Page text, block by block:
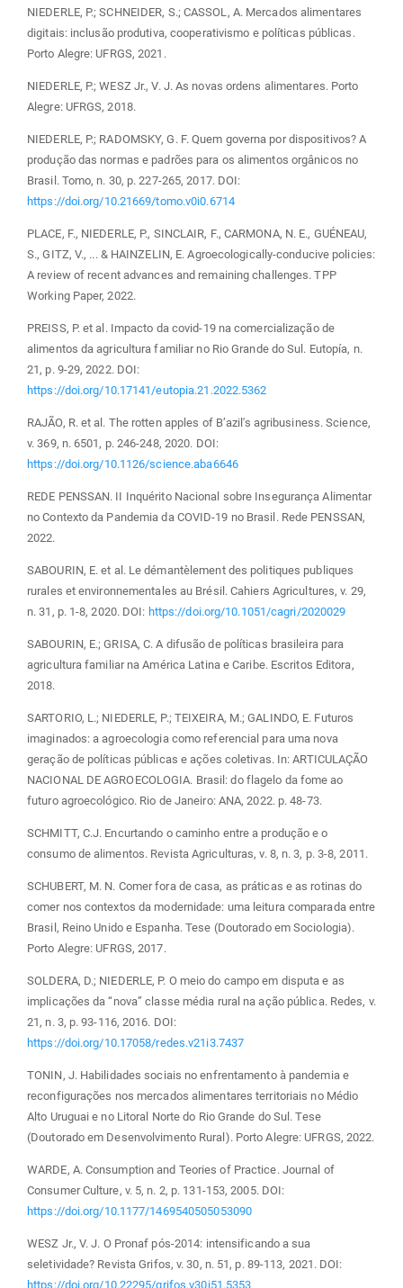
NIEDERLE, P.; SCHNEIDER, S.; CASSOL, A. Mercados alimentares
digitais: inclusão produtiva, cooperativismo e políticas públicas.
Porto Alegre: UFRGS, 2021.
NIEDERLE, P.; WESZ Jr., V. J. As novas ordens alimentares. Porto
Alegre: UFRGS, 2018.
NIEDERLE, P.; RADOMSKY, G. F. Quem governa por dispositivos? A
produção das normas e padrões para os alimentos orgânicos no
Brasil. Tomo, n. 30, p. 227-265, 2017. DOI:
https://doi.org/10.21669/tomo.v0i0.6714
PLACE, F., NIEDERLE, P., SINCLAIR, F., CARMONA, N. E., GUÉNEAU,
S., GITZ, V., ... & HAINZELIN, E. Agroecologically-conducive policies:
A review of recent advances and remaining challenges. TPP
Working Paper, 2022.
PREISS, P. et al. Impacto da covid-19 na comercialização de
alimentos da agricultura familiar no Rio Grande do Sul. Eutopía, n.
21, p. 9-29, 2022. DOI:
https://doi.org/10.17141/eutopia.21.2022.5362
RAJÃO, R. et al. The rotten apples of B’azil's agribusiness. Science,
v. 369, n. 6501, p. 246-248, 2020. DOI:
https://doi.org/10.1126/science.aba6646
REDE PENSSAN. II Inquérito Nacional sobre Insegurança Alimentar
no Contexto da Pandemia da COVID-19 no Brasil. Rede PENSSAN,
2022.
SABOURIN, E. et al. Le démantèlement des politiques publiques
rurales et environnementales au Brésil. Cahiers Agricultures, v. 29,
n. 31, p. 1-8, 2020. DOI: https://doi.org/10.1051/cagri/2020029
SABOURIN, E.; GRISA, C. A difusão de políticas brasileira para
agricultura familiar na América Latina e Caribe. Escritos Editora,
2018.
SARTORIO, L.; NIEDERLE, P.; TEIXEIRA, M.; GALINDO, E. Futuros
imaginados: a agroecologia como referencial para uma nova
geração de políticas públicas e ações coletivas. In: ARTICULAÇÃO
NACIONAL DE AGROECOLOGIA. Brasil: do flagelo da fome ao
futuro agroecológico. Rio de Janeiro: ANA, 2022. p. 48-73.
SCHMITT, C.J. Encurtando o caminho entre a produção e o
consumo de alimentos. Revista Agriculturas, v. 8, n. 3, p. 3-8, 2011.
SCHUBERT, M. N. Comer fora de casa, as práticas e as rotinas do
comer nos contextos da modernidade: uma leitura comparada entre
Brasil, Reino Unido e Espanha. Tese (Doutorado em Sociologia).
Porto Alegre: UFRGS, 2017.
SOLDERA, D.; NIEDERLE, P. O meio do campo em disputa e as
implicações da “nova” classe média rural na ação pública. Redes, v.
21, n. 3, p. 93-116, 2016. DOI:
https://doi.org/10.17058/redes.v21i3.7437
TONIN, J. Habilidades sociais no enfrentamento à pandemia e
reconfigurações nos mercados alimentares territoriais no Médio
Alto Uruguai e no Litoral Norte do Rio Grande do Sul. Tese
(Doutorado em Desenvolvimento Rural). Porto Alegre: UFRGS, 2022.
WARDE, A. Consumption and Teories of Practice. Journal of
Consumer Culture, v. 5, n. 2, p. 131-153, 2005. DOI:
https://doi.org/10.1177/1469540505053090
WESZ Jr., V. J. O Pronaf pós-2014: intensificando a sua
seletividade? Revista Grifos, v. 30, n. 51, p. 89-113, 2021. DOI:
https://doi.org/10.22295/grifos.v30i51.5353